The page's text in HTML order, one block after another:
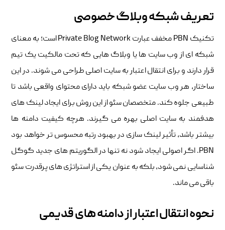
تعریف شبکه وبلاگ خصوصی
تکنیک PBN مخفف عبارت Private Blog Network است؛ به معنای
شبکه ای از وب سایت ها یا وبلاگ هایی که تحت مالکیت یک تیم
قرار دارند و برای انتقال اعتبار به سایت اصلی طراحی می شوند. در این
ساختار، هر وب سایت عضو شبکه باید دارای محتوای واقعی باشد تا
طبیعی جلوه کند. متخصصان سئو از این روش برای ایجاد لینک های
هدفمند به سایت اصلی بهره می گیرند. هرچه کیفیت دامنه ها
بیشتر باشد، تأثیر لینک سازی در بهبود رتبه محسوس تر خواهد بود
PBN. اگر اصولی ایجاد شود نه تنها در الگوریتم های جدید گوگل
شناسایی نمی شود، بلکه به عنوان یکی از استراتژی های پرقدرت سئو
باقی می ماند.
نحوه انتقال اعتبار از دامنه های قدیمی